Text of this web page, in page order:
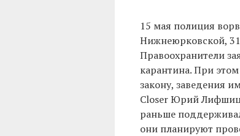
15 мая полиция
Нижнеюрковской,
Правоохранители
карантина. При
закону, заведения
Closer Юрий Лифшиц
раньше
они планируют